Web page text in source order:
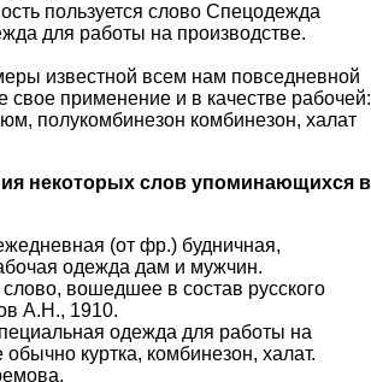
пользуется слово Спецодежда
для работы на производстве.
известной всем нам повседневной
применение и в качестве рабочей:
полукомбинезон комбинезон, халат
некоторых слов упоминающихся в
(от фр.) будничная,
одежда дам и мужчин.
вошедшее в состав русского
А.Н., 1910.
одежда для работы на
обычно куртка, комбинезон, халат.